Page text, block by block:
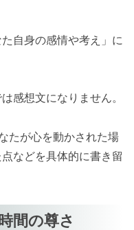
自身の感情や考え」に
感想文になりません。
たが心を動かされた場
などを具体的に書き留
間の尊さ